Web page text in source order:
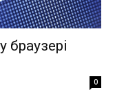
браузері
0